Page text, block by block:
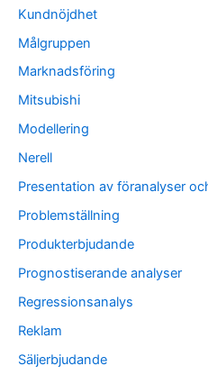
Kundnöjdhet
Målgruppen
Marknadsföring
Mitsubishi
Modellering
Nerell
Presentation av föranalyser
Problemställning
Produkterbjudande
Prognostiserande analyser
Regressionsanalys
Reklam
Säljerbjudande